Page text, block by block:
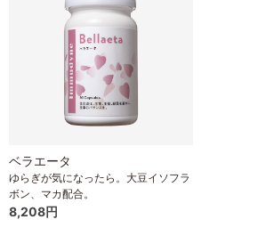
ベラエータ
ゆらぎが気になったら。大豆イソフラ
ボン、マカ配合。
8,208円